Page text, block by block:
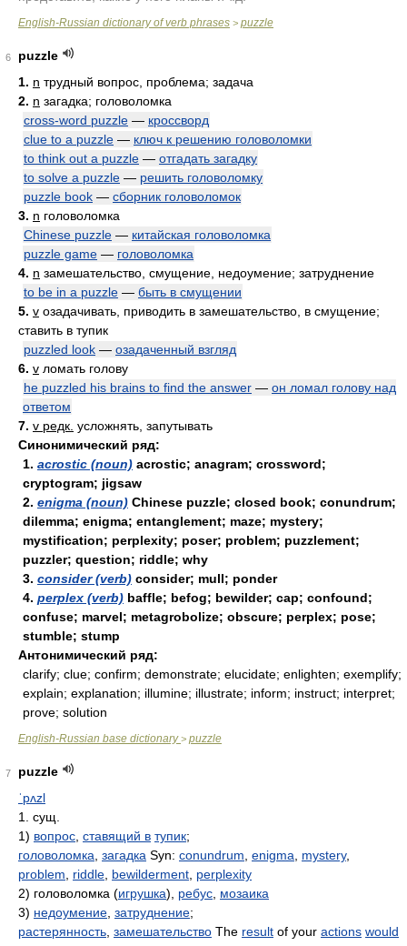
English-Russian dictionary of verb phrases > puzzle
6
puzzle
1. n трудный вопрос, проблема; задача
2. n загадка; головоломка
cross-word puzzle — кроссворд
clue to a puzzle — ключ к решению головоломки
to think out a puzzle — отгадать загадку
to solve a puzzle — решить головоломку
puzzle book — сборник головоломок
3. n головоломка
Chinese puzzle — китайская головоломка
puzzle game — головоломка
4. n замешательство, смущение, недоумение; затруднение
to be in a puzzle — быть в смущении
5. v озадачивать, приводить в замешательство, в смущение;
ставить в тупик
puzzled look — озадаченный взгляд
6. v ломать голову
he puzzled his brains to find the answer — он ломал голову над
ответом
7. v редк. усложнять, запутывать
Синонимический ряд:
1. acrostic (noun) acrostic; anagram; crossword;
cryptogram; jigsaw
2. enigma (noun) Chinese puzzle; closed book; conundrum;
dilemma; enigma; entanglement; maze; mystery;
mystification; perplexity; poser; problem; puzzlement;
puzzler; question; riddle; why
3. consider (verb) consider; mull; ponder
4. perplex (verb) baffle; befog; bewilder; cap; confound;
confuse; marvel; metagrobolize; obscure; perplex; pose;
stumble; stump
Антонимический ряд:
clarify; clue; confirm; demonstrate; elucidate; enlighten; exemplify;
explain; explanation; illumine; illustrate; inform; instruct; interpret;
prove; solution
English-Russian base dictionary> puzzle
7
puzzle
ˈpʌzl
1. сущ.
1) вопрос ставящий в тупик;
головоломка загадка Syn: conundrum enigma mystery,
problem
riddle bewilderment perplexity
2) головоломка (игрушка), ребус мозаика
3) недоумение затруднение;
растерянность замешательство The result of your actions would